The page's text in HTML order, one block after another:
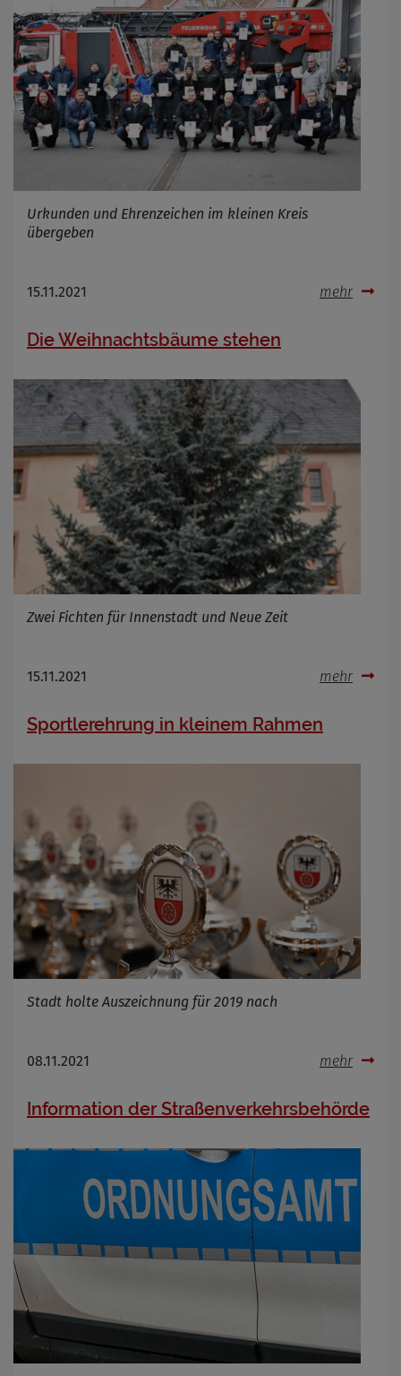
Urkunden und Ehrenzeichen im kleinen Kreis
übergeben
15.11.2021 mehr
Die Weihnachtsbäume stehen
Zwei Fichten für Innenstadt und Neue Zeit
15.11.2021 mehr
Sportlerehrung in kleinem Rahmen
Stadt holte Auszeichnung für 2019 nach
08.11.2021 mehr
Information der Straßenverkehrsbehörde